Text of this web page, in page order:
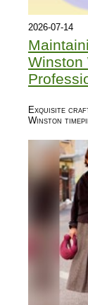
2026-07-14
Winston
Exquisite
Winston